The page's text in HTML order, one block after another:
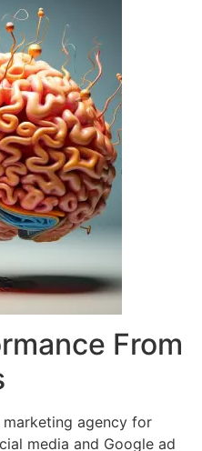
From
agency for
media and Google ad